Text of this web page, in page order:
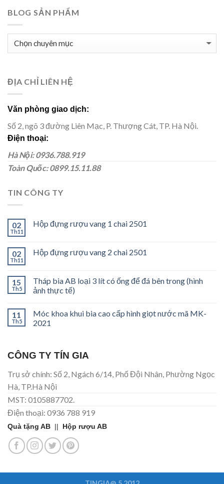
BLOG SẢN PHẨM
BLOG
SẢN
ĐỊA CHỈ LIÊN HỆ
Văn phòng giao dịch:
Số 2, ngõ 3 đường Liên Mạc, P. Thượng Cát, TP. Hà Nội.
Điện thoại:
Hà Nội: 0936.788.919
Toàn Quốc: 0899.15.11.88
TIN CÔNG TY
02
Th11
Hộp đựng rượu vang 1 chai 2501
02
Th11
Hộp đựng rượu vang 2 chai 2501
15
Th5
Tháp bia AB loại 3 lít có ống để đá bên trong (hình
ảnh thực tế)
11
Th5
Móc khoa khui bia cao cấp hình giọt nước mã MK-
2021
CÔNG TY TÍN GIA
Trụ sở chính: Số 2, Ngách 6/14, Phố Đội Nhân, Phường Ngọc
Hà, TP.Hà Nội
MST: 0105887702.
Điện thoại: 0936 788 919
Quà tặng AB || Hộp rượu AB